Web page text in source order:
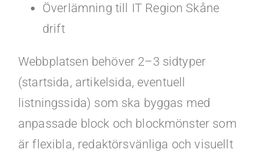
Överlämning till IT Region Skåne
drift
Webbplatsen behöver 2–3 sidtyper
(startsida, artikelsida, eventuell
listningssida) som ska byggas med
anpassade block och blockmönster som
är flexibla, redaktörsvänliga och visuellt